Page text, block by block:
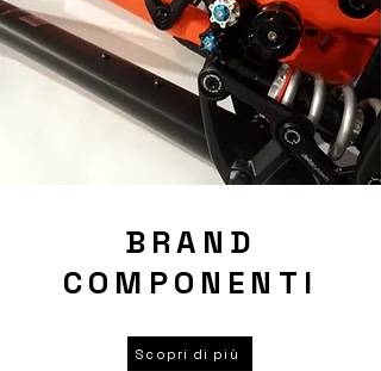
BRAND
COMPONENTI
Scopri di più